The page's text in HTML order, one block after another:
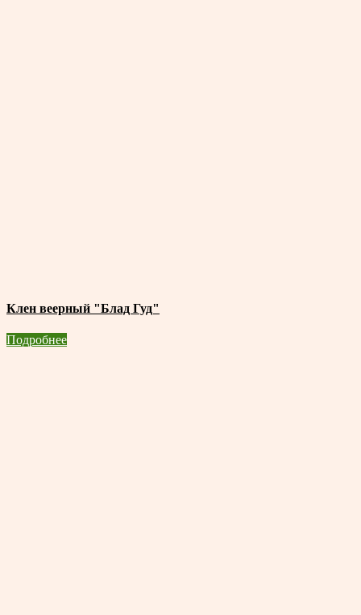
Клен веерный "Блад Гуд"
Подробнее